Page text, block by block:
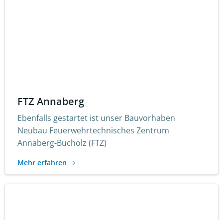
FTZ Annaberg
Ebenfalls gestartet ist unser Bauvorhaben
Neubau Feuerwehrtechnisches Zentrum
Annaberg-Bucholz (FTZ)
Mehr erfahren